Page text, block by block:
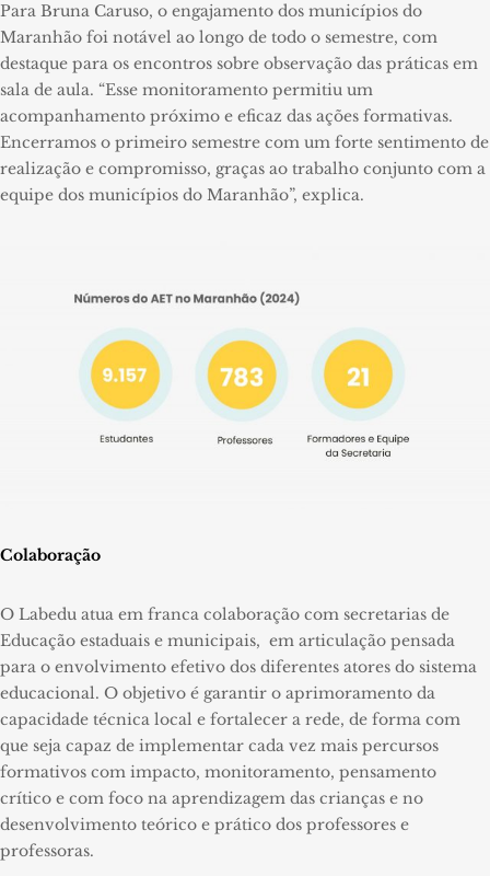
Para Bruna Caruso, o engajamento dos municípios do
Maranhão foi notável ao longo de todo o semestre, com
destaque para os encontros sobre observação das práticas em
sala de aula. “Esse monitoramento permitiu um
acompanhamento próximo e eficaz das ações formativas.
Encerramos o primeiro semestre com um forte sentimento de
realização e compromisso, graças ao trabalho conjunto com a
equipe dos municípios do Maranhão”, explica.
Colaboração
O Labedu atua em franca colaboração com secretarias de
Educação estaduais e municipais, em articulação pensada
para o envolvimento efetivo dos diferentes atores do sistema
educacional. O objetivo é garantir o aprimoramento da
capacidade técnica local e fortalecer a rede, de forma com
que seja capaz de implementar cada vez mais percursos
formativos com impacto, monitoramento, pensamento
crítico e com foco na aprendizagem das crianças e no
desenvolvimento teórico e prático dos professores e
professoras.